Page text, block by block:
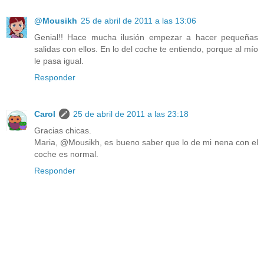
@Mousikh 25 de abril de 2011 a las 13:06
Genial!! Hace mucha ilusión empezar a hacer pequeñas
salidas con ellos. En lo del coche te entiendo, porque al mío
le pasa igual.
Responder
Carol
25 de abril de 2011 a las 23:18
Gracias chicas.
Maria, @Mousikh, es bueno saber que lo de mi nena con el
coche es normal.
Responder